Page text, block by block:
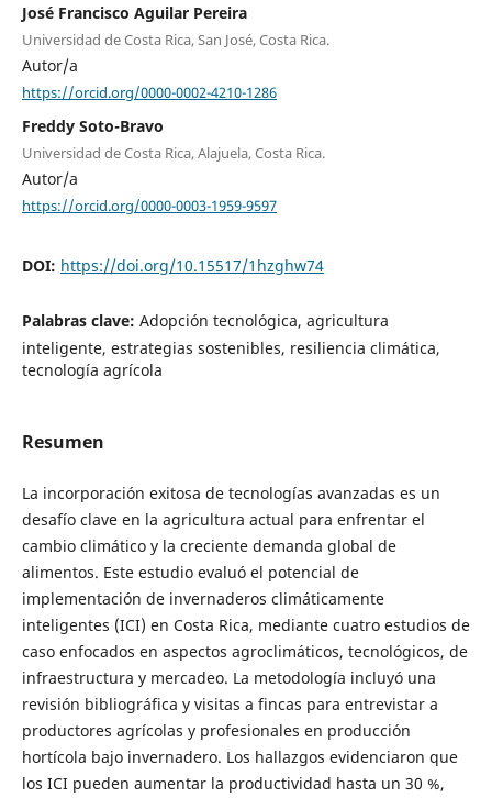
José Francisco Aguilar Pereira
Universidad de Costa Rica, San José, Costa Rica.
Autor/a
https://orcid.org/0000-0002-4210-1286
Freddy Soto-Bravo
Universidad de Costa Rica, Alajuela, Costa Rica.
Autor/a
https://orcid.org/0000-0003-1959-9597
DOI: https://doi.org/10.15517/1hzghw74
Palabras clave: Adopción tecnológica, agricultura
inteligente, estrategias sostenibles, resiliencia climática,
tecnología agrícola
Resumen
La incorporación exitosa de tecnologías avanzadas es un
desafío clave en la agricultura actual para enfrentar el
cambio climático y la creciente demanda global de
alimentos. Este estudio evaluó el potencial de
implementación de invernaderos climáticamente
inteligentes (ICI) en Costa Rica, mediante cuatro estudios de
caso enfocados en aspectos agroclimáticos, tecnológicos, de
infraestructura y mercadeo. La metodología incluyó una
revisión bibliográfica y visitas a fincas para entrevistar a
productores agrícolas y profesionales en producción
hortícola bajo invernadero. Los hallazgos evidenciaron que
los ICI pueden aumentar la productividad hasta un 30 %,